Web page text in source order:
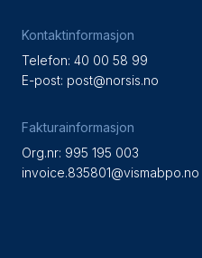
Kontaktinformasjon
Telefon: 40 00 58 99
E-post: post@norsis.no
Fakturainformasjon
Org.nr: 995 195 003
invoice.835801@vismabpo.no